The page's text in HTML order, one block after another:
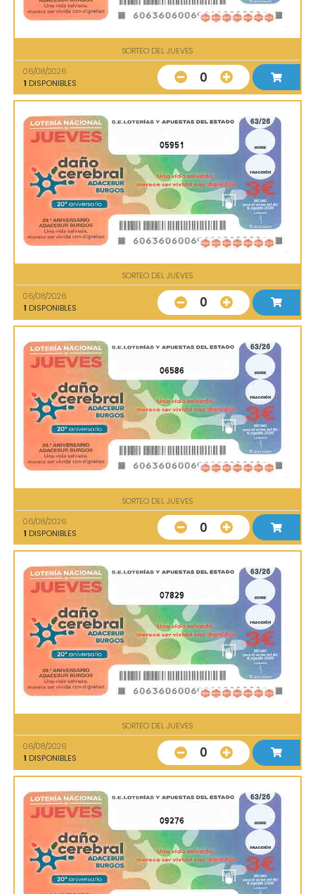
SORTEO DEL JUEVES
06/08/2026
1 DISPONIBLES 0
05951
SORTEO DEL JUEVES
06/08/2026
1 DISPONIBLES 0
06586
SORTEO DEL JUEVES
06/08/2026
1 DISPONIBLES 0
07829
SORTEO DEL JUEVES
06/08/2026
1 DISPONIBLES 0
09276